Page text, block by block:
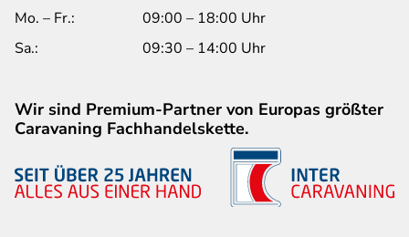
Mo. – Fr.:
09:00 – 18:00 Uhr
Sa.:
09:30 – 14:00 Uhr
Wir sind Premium-Partner von Europas größter
Caravaning Fachhandelskette.